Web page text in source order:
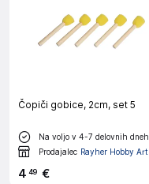
Čopiči gobice, 2cm, set 5
Na voljo v 4-7 delovnih dneh
Prodajalec Rayher Hobby Art
4 49 €